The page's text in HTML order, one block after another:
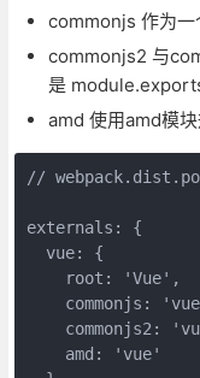
commonjs 作为
commonjs2 与
是
amd 使用amd模
//
externals: {
  vue: {
    root: 'Vue',
commonjs:
commonjs2:
    amd: 'vue'